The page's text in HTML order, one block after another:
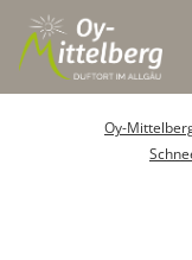
Oy-